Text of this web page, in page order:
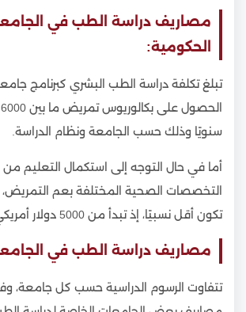
مصاريف دراسة الطب في
الحكومية:
تبلغ تكلفة دراسة الطب البشري كبرنامج
سنويًا وذلك حسب الجامعة ونظام الدراسة.
أما في حال التوجه إلى استكمال التعليم من
التخصصات الصحية المختلفة بعم
تكون أقل نسبيًا، إذ تبدأ من 5000 دولار أمريكي سنويًا.
مصاريف دراسة الطب في
تتفاوت الرسوم الدراسية حسب كل جامعة،